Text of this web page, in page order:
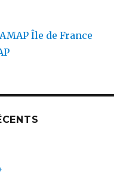
Île de France